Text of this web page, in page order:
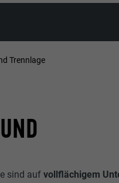
Trennlage
sind aufvollflächigem